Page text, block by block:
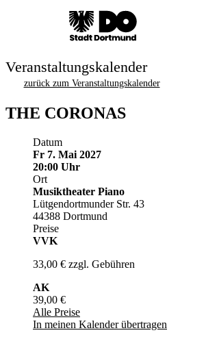
Veranstaltungskalender
zurück zum Veranstaltungskalender
THE CORONAS
Datum
Fr 7. Mai 2027
20:00 Uhr
Ort
Musiktheater Piano
Lütgendortmunder Str. 43
44388 Dortmund
Preise
VVK
33,00 € zzgl. Gebühren
AK
39,00 €
Alle Preise
In meinen Kalender übertragen